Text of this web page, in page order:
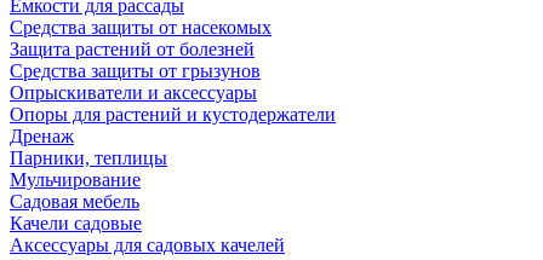
Ёмкости для рассады
Средства защиты от насекомых
Защита растений от болезней
Средства защиты от грызунов
Опрыскиватели и аксессуары
Опоры для растений и кустодержатели
Дренаж
Парники, теплицы
Мульчирование
Садовая мебель
Качели садовые
Аксессуары для садовых качелей